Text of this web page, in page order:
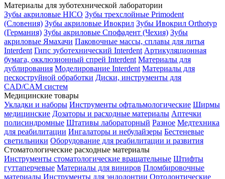
Материалы для зуботехнической лаборатории
Зубы акриловые HICO Зубы трехслойные Primodent
(Словения) Зубы акриловые Ивокрил Зубы Ивокрил Orthotyp
(Германия) Зубы акриловые Спофадент (Чехия) Зубы
акриловые Ямахачи Паковочные массы, сплавы для литья
Interdent Гипс зуботехнический Interdent Артикуляционная
бумага, окклюзионный спрей Interdent Материалы для
дублирования Моделирование Interdent Материалы для
пескоструйной обработки Диски, инструменты для
CAD/CAM систем
Медицинские товары
Укладки и наборы Инструменты офтальмологические Ширмы
медицинские Дозаторы и расходные материалы Аптечки
полисиндромные Штативы лабораторный Разное Медтехника
для реабилитации Ингалаторы и небулайзеры Бестеневые
светильники Оборудование для реабилитации и развития
Стоматологические расходные материалы
Инструменты стоматологические вращательные Штифты
гуттаперчевые Материалы для виниров Пломбировочные
материалы Инструменты для эндодонтии Ортодонтические